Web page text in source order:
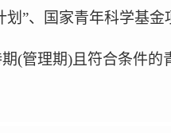
划 ”、国家青年科学基金
(管理期) 且符合条件的